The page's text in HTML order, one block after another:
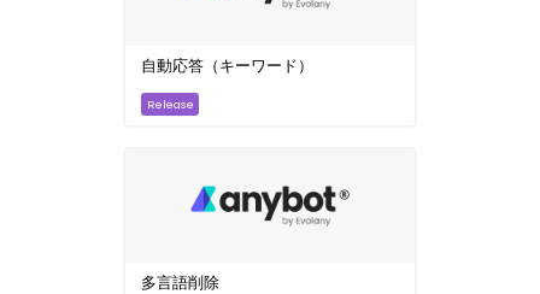
自動応答（キーワード）
多言語削除